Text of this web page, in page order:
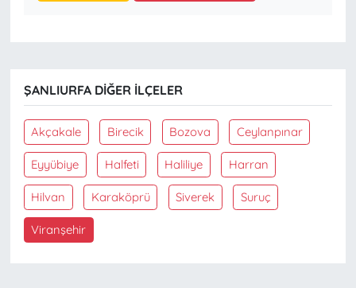
ŞANLIURFA DIĞER İLÇELER
Akçakale Birecik Bozova Ceylanpınar
Eyyübiye Halfeti Haliliye Harran
Hilvan Karaköprü Siverek Suruç
Viranşehir